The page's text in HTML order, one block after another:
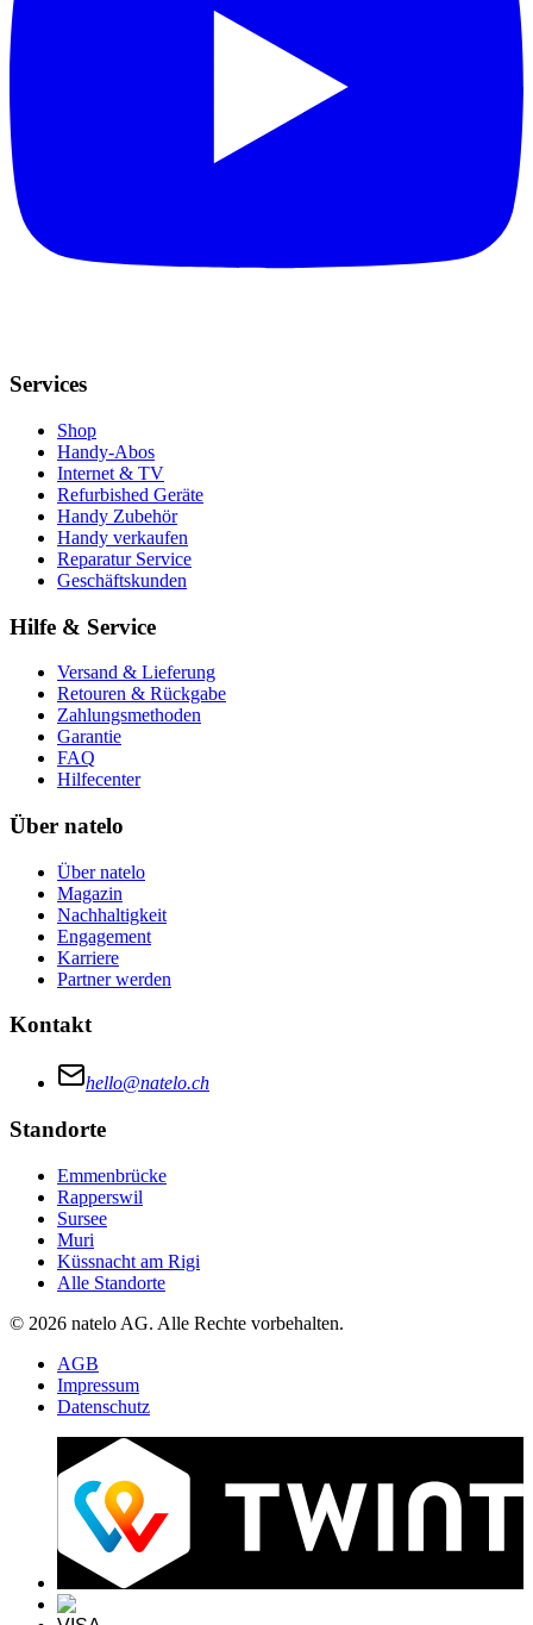
Services
Shop
Handy-Abos
Internet & TV
Refurbished Geräte
Handy Zubehör
Handy verkaufen
Reparatur Service
Geschäftskunden
Hilfe & Service
Versand & Lieferung
Retouren & Rückgabe
Zahlungsmethoden
Garantie
FAQ
Hilfecenter
Über natelo
Über natelo
Magazin
Nachhaltigkeit
Engagement
Karriere
Partner werden
Kontakt
hello@natelo.ch
Standorte
Emmenbrücke
Rapperswil
Sursee
Muri
Küssnacht am Rigi
Alle Standorte
© 2026 natelo AG. Alle Rechte vorbehalten.
AGB
Impressum
Datenschutz